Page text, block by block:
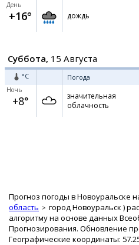
День
+16° дождь
Суббота, 15 Августа
°C Погода
Ночь
+8°
значительная
облачность
Прогноз погоды в Новоуральске
область
город Новоуральск )
алгоритму на основе данных
Прогнозирования. Обновление
Географические координаты: